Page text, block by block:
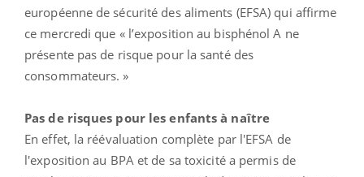
européenne de sécurité des aliments (EFSA) qui affirme
ce mercredi que « l’exposition au bisphénol A ne
présente pas de risque pour la santé des
consommateurs. »
Pas de risques pour les enfants à naître
En effet, la réévaluation complète par l'EFSA de
l'exposition au BPA et de sa toxicité a permis de